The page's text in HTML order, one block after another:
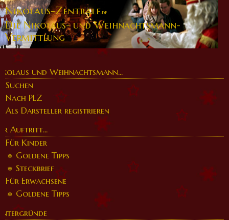
Nikolaus-Zentrale.de
Die Nikolaus- und Weihnachtsmann-
Vermittlung
und Weihnachtsmann...
Suchen
Nach PLZ
Als Darsteller registrieren
Auftritt...
Für Kinder
Goldene Tipps
Steckbrief
Für Erwachsene
Goldene Tipps